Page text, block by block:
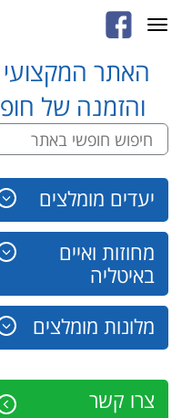
האתר המקצועי
והזמנה של
יעדים מומלצים
מחוזות ואיים
באיטליה
מלונות מומלצים
צרו קשר
Toggle
navigation